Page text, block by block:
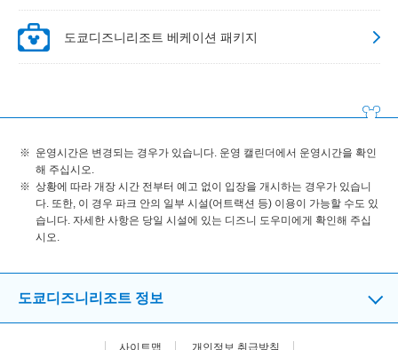
도쿄디즈니리조트 베케이션 패키지
운영시간은 변경되는 경우가 있습니다. 운영 캘린더에서 운영시간을 확인
해 주십시오.
상황에 따라 개장 시간 전부터 예고 없이 입장을 개시하는 경우가 있습니
다. 또한, 이 경우 파크 안의 일부 시설(어트랙션 등) 이용이 가능할 수도 있
습니다. 자세한 사항은 당일 시설에 있는 디즈니 도우미에게 확인해 주십
시오.
도쿄디즈니리조트 정보